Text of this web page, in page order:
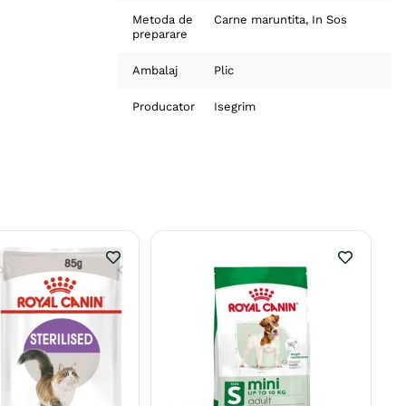
Metoda de
preparare
Carne maruntita In Sos
Ambalaj Plic
Producator Isegrim